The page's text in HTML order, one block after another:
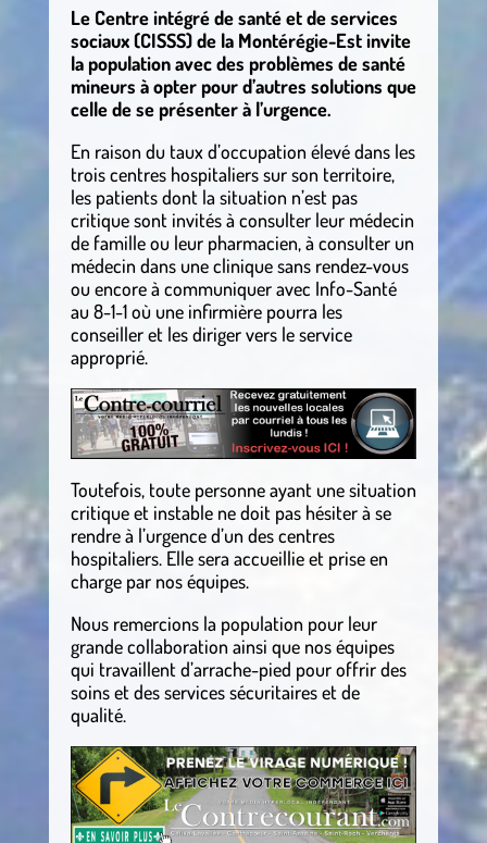
Le Centre intégré de santé et de services
sociaux (CISSS) de la Montérégie-Est invite
la population avec des problèmes de santé
mineurs à opter pour d’autres solutions que
celle de se présenter à l’urgence.
En raison du taux d’occupation élevé dans les
trois centres hospitaliers sur son territoire,
les patients dont la situation n’est pas
critique sont invités à consulter leur médecin
de famille ou leur pharmacien, à consulter un
médecin dans une clinique sans rendez-vous
ou encore à communiquer avec Info-Santé
au 8-1-1 où une infirmière pourra les
conseiller et les diriger vers le service
approprié.
Toutefois, toute personne ayant une situation
critique et instable ne doit pas hésiter à se
rendre à l’urgence d’un des centres
hospitaliers. Elle sera accueillie et prise en
charge par nos équipes.
Nous remercions la population pour leur
grande collaboration ainsi que nos équipes
qui travaillent d’arrache-pied pour offrir des
soins et des services sécuritaires et de
qualité.